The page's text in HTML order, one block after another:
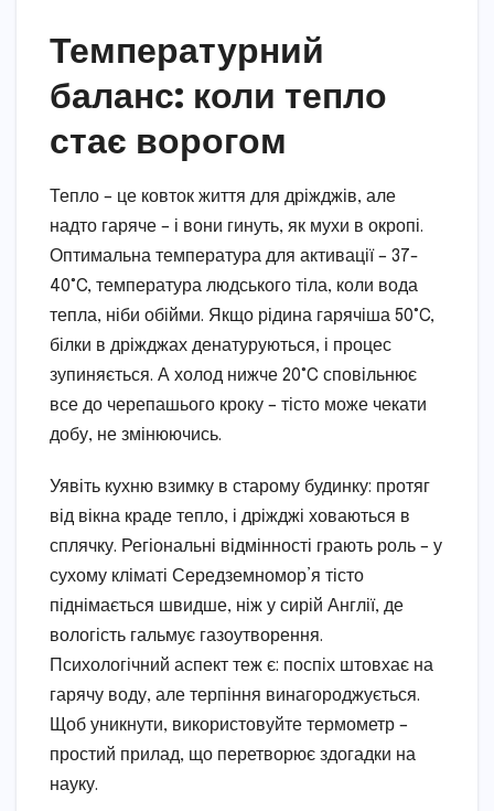
Температурний
баланс: коли тепло
стає ворогом
Тепло – це ковток життя для дріжджів, але
надто гаряче – і вони гинуть, як мухи в окропі.
Оптимальна температура для активації – 37-
40°C, температура людського тіла, коли вода
тепла, ніби обійми. Якщо рідина гарячіша 50°C,
білки в дріжджах денатуруються, і процес
зупиняється. А холод нижче 20°C сповільнює
все до черепашього кроку – тісто може чекати
добу, не змінюючись.
Уявіть кухню взимку в старому будинку: протяг
від вікна краде тепло, і дріжджі ховаються в
сплячку. Регіональні відмінності грають роль – у
сухому кліматі Середземномор’я тісто
піднімається швидше, ніж у сирій Англії, де
вологість гальмує газоутворення.
Психологічний аспект теж є: поспіх штовхає на
гарячу воду, але терпіння винагороджується.
Щоб уникнути, використовуйте термометр –
простий прилад, що перетворює здогадки на
науку.